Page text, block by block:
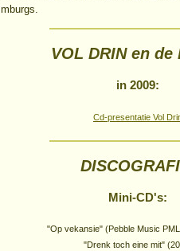
VOL DRIN en de
in 2009:
Cd-presentatie Vol
Mini-CD's:
"Op vekansie" (Pebble Music
"Drenk toch eine mit"